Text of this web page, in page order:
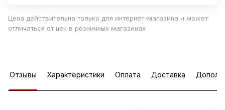
Цена действительна только для интернет-магазина и может
отличаться от цен в розничных магазинах
Отзывы Характеристики Оплата Доставка